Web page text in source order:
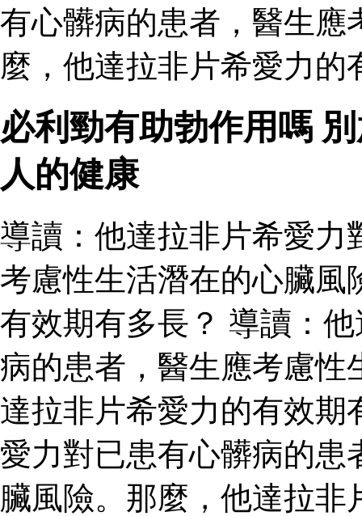
有心髒病的患者，醫生應
麼，他達拉非片希愛力的
必利勁有助勃作用嗎
人的健康
導讀：他達拉非片希愛力
考慮性生活潛在的心臟風
有效期有多長？ 導讀：
病的患者，醫生應考慮性
達拉非片希愛力的有效期
愛力對已患有心髒病的患
臟風險。那麼，他達拉